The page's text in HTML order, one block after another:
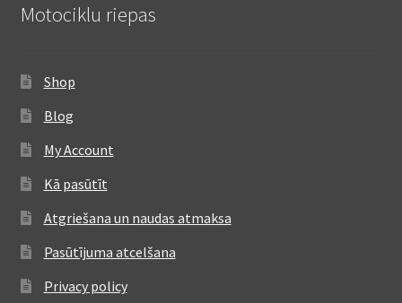
Motociklu riepas
Shop
Blog
My Account
Kā pasūtīt
Atgriešana un naudas atmaksa
Pasūtījuma atcelšana
Privacy policy